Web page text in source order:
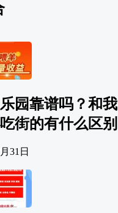
园靠谱吗？和我
街的有什么区别
31日